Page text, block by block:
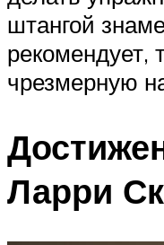
штангой
рекомендует,
чрезмерную
Ларри